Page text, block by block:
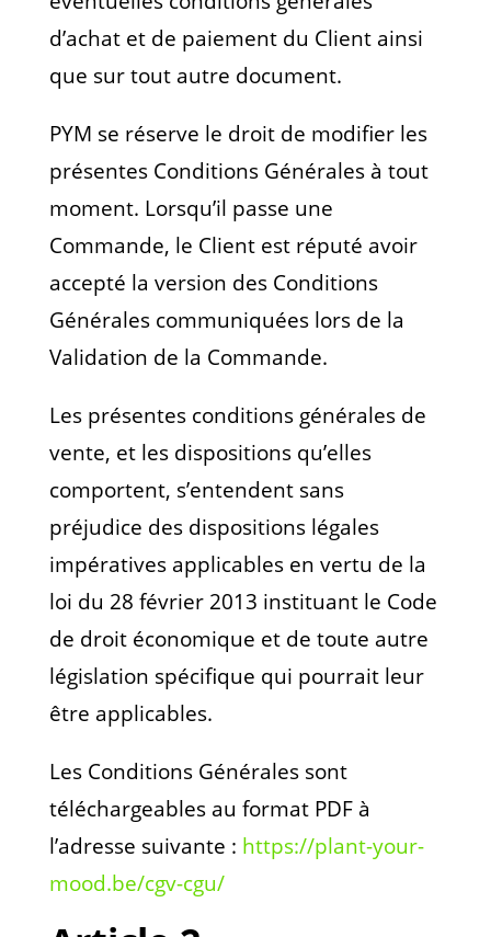
d’achat et de paiement du Client ainsi
que sur tout autre document.
PYM se réserve le droit de modifier les
présentes Conditions Générales à tout
moment. Lorsqu’il passe une
Commande, le Client est réputé avoir
accepté la version des Conditions
Générales communiquées lors de la
Validation de la Commande.
Les présentes conditions générales de
vente, et les dispositions qu’elles
comportent, s’entendent sans
préjudice des dispositions légales
impératives applicables en vertu de la
loi du 28 février 2013 instituant le Code
de droit économique et de toute autre
législation spécifique qui pourrait leur
être applicables.
Les Conditions Générales sont
téléchargeables au format PDF à
l’adresse suivante : https://plant-your-
mood.be/cgv-cgu/